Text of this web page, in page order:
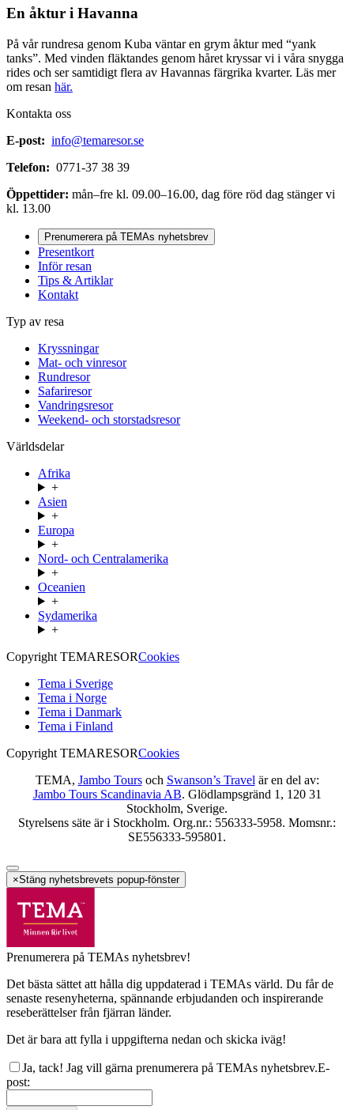
En åktur i Havanna
På vår rundresa genom Kuba väntar en grym åktur med “yank
tanks”. Med vinden fläktandes genom håret kryssar vi i våra snygga
rides och ser samtidigt flera av Havannas färgrika kvarter. Läs mer
om resan här.
Kontakta oss
E-post: info@temaresor.se
Telefon: 0771-37 38 39
Öppettider: mån–fre kl. 09.00–16.00, dag före röd dag stänger vi
kl. 13.00
Prenumerera på TEMAs nyhetsbrev
Presentkort
Inför resan
Tips & Artiklar
Kontakt
Typ av resa
Kryssningar
Mat- och vinresor
Rundresor
Safariresor
Vandringsresor
Weekend- och storstadsresor
Världsdelar
Afrika
+
Asien
+
Europa
+
Nord- och Centralamerika
+
Oceanien
+
Sydamerika
+
Copyright TEMARESORCookies
Tema i Sverige
Tema i Norge
Tema i Danmark
Tema i Finland
Copyright TEMARESORCookies
TEMA, Jambo Toursoch Swanson’s Travel är en del av:
Jambo Tours Scandinavia AB. Glödlampsgränd 1, 120 31
Stockholm, Sverige.
Styrelsens säte är i Stockholm. Org.nr.: 556333-5958. Momsnr.:
SE556333-595801.
×Stäng nyhetsbrevets popup-fönster
Prenumerera på TEMAs nyhetsbrev!
Det bästa sättet att hålla dig uppdaterad i TEMAs värld. Du får de
senaste resenyheterna, spännande erbjudanden och inspirerande
reseberättelser från fjärran länder.
Det är bara att fylla i uppgifterna nedan och skicka iväg!
Ja, tack! Jag vill gärna prenumerera på TEMAs nyhetsbrev.E-
post: